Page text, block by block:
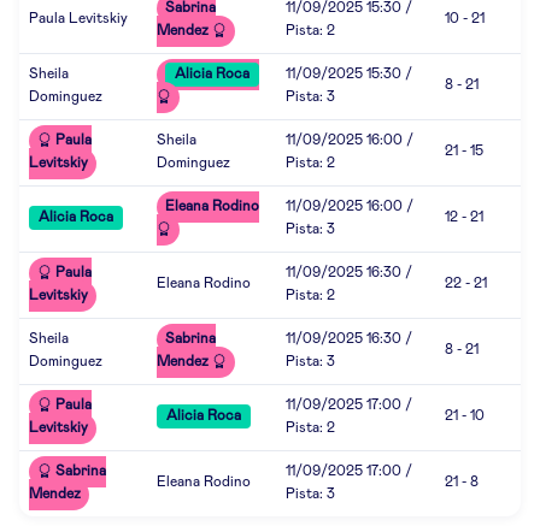
Paula Levitskiy
Sabrina
Mendez
11/09/2025 15:30 /
Pista: 2
10 - 21
Sheila
Dominguez
Alicia Roca
11/09/2025 15:30 /
Pista: 3
8 - 21
Paula
Levitskiy
Sheila
Dominguez
11/09/2025 16:00 /
Pista: 2
21 - 15
Alicia Roca
Eleana Rodino
11/09/2025 16:00 /
Pista: 3
12 - 21
Paula
Levitskiy
Eleana Rodino
11/09/2025 16:30 /
Pista: 2
22 - 21
Sheila
Dominguez
Sabrina
Mendez
11/09/2025 16:30 /
Pista: 3
8 - 21
Paula
Levitskiy
Alicia Roca
11/09/2025 17:00 /
Pista: 2
21 - 10
Sabrina
Mendez
Eleana Rodino
11/09/2025 17:00 /
Pista: 3
21 - 8